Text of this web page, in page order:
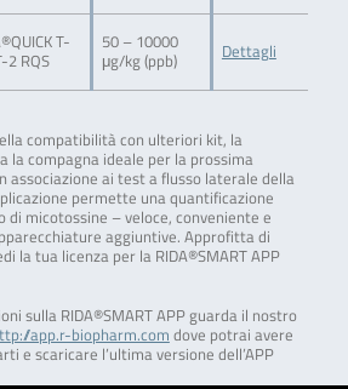
T-
2 RQS
50 – 10000
μg/kg (ppb)
Dettagli
compatibilità con ulteriori kit, la
la compagna ideale per la prossima
associazione ai test a flusso laterale della
permette una quantificazione
micotossine – veloce, conveniente e
aggiuntive. Approfitta di
la tua licenza per la RIDA®SMART APP
sulla RIDA®SMART APP guarda il nostro
app.r-biopharm.com dove potrai avere
e scaricare l’ultima versione dell’APP